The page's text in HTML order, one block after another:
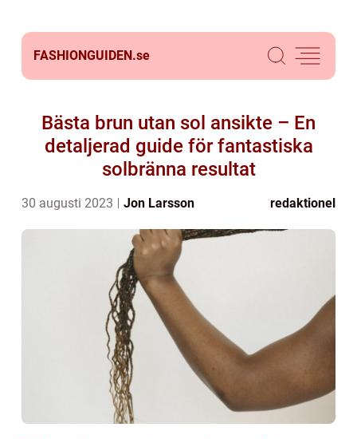
FASHIONGUIDEN.se
Bästa brun utan sol ansikte – En
detaljerad guide för fantastiska
solbränna resultat
30 augusti 2023 Jon Larsson redaktionel